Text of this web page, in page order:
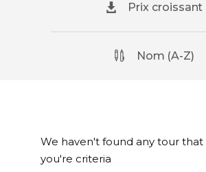
Prix croissant
Nom (A-Z)
We haven't found any tour
you're criteria